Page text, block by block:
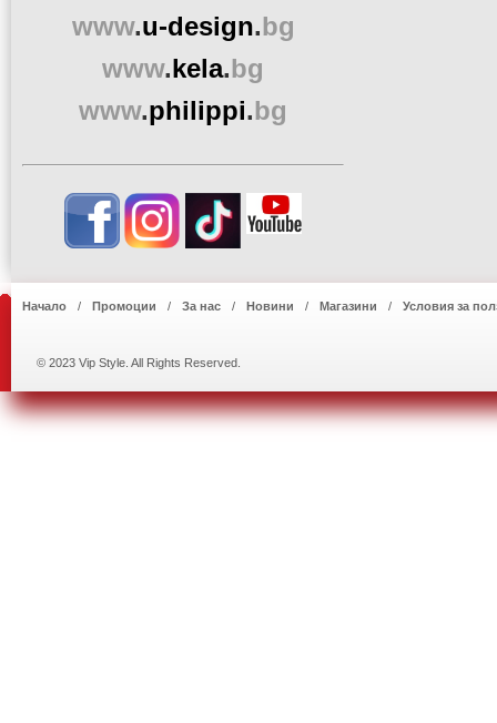
www.u-design.bg
www.kela.bg
www.philippi.bg
Начало Промоции За нас Новини Магазини Условия за
© 2023 Vip Style. All Rights Reserved.